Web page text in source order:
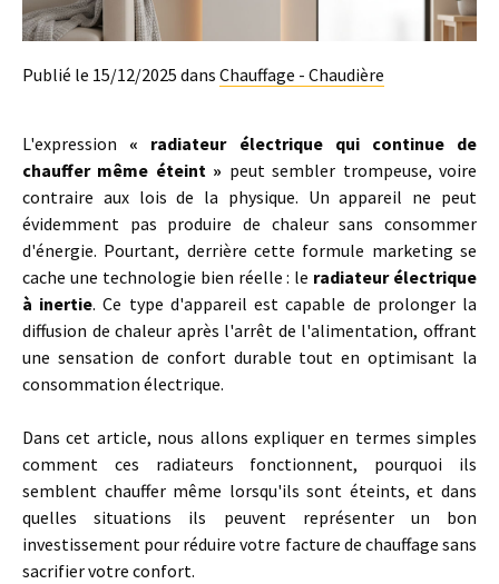
Publié le 15/12/2025 dans Chauffage - Chaudière
L'expression « radiateur électrique qui continue de
chauffer même éteint » peut sembler trompeuse, voire
contraire aux lois de la physique. Un appareil ne peut
évidemment pas produire de chaleur sans consommer
d'énergie. Pourtant, derrière cette formule marketing se
cache une technologie bien réelle : le radiateur électrique
à inertie. Ce type d'appareil est capable de prolonger la
diffusion de chaleur après l'arrêt de l'alimentation, offrant
une sensation de confort durable tout en optimisant la
consommation électrique.
Dans cet article, nous allons expliquer en termes simples
comment ces radiateurs fonctionnent, pourquoi ils
semblent chauffer même lorsqu'ils sont éteints, et dans
quelles situations ils peuvent représenter un bon
investissement pour réduire votre facture de chauffage sans
sacrifier votre confort.